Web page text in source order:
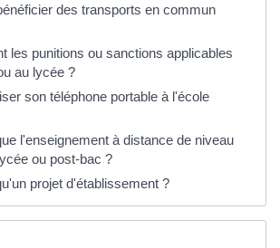
des transports en commun
les punitions ou sanctions applicables
au lycée ?
son téléphone portable à l'école
l'enseignement à distance de niveau
ou post-bac ?
projet d'établissement ?